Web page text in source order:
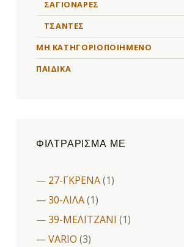
ΣΑΓΙΟΝΑΡΕΣ
ΤΣΑΝΤΕΣ
ΜΗ ΚΑΤΗΓΟΡΙΟΠΟΙΗΜΈΝΟ
ΠΑΙΔΙΚΑ
ΦΙΛΤΡΆΡΙΣΜΑ ΜΕ
27-ΓΚΡΕΝΑ(1)
30-ΛΙΛΑ(1)
39-ΜΕΛΙΤΖΑΝΙ (1)
VARIO (3)